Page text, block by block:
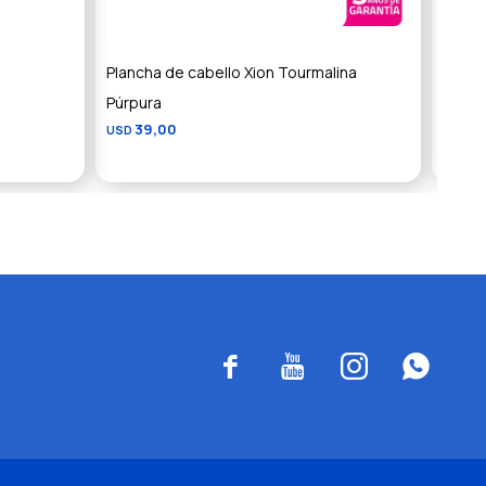
Plancha de cabello Xion Tourmalina
Púrpura
USD 39,00
   